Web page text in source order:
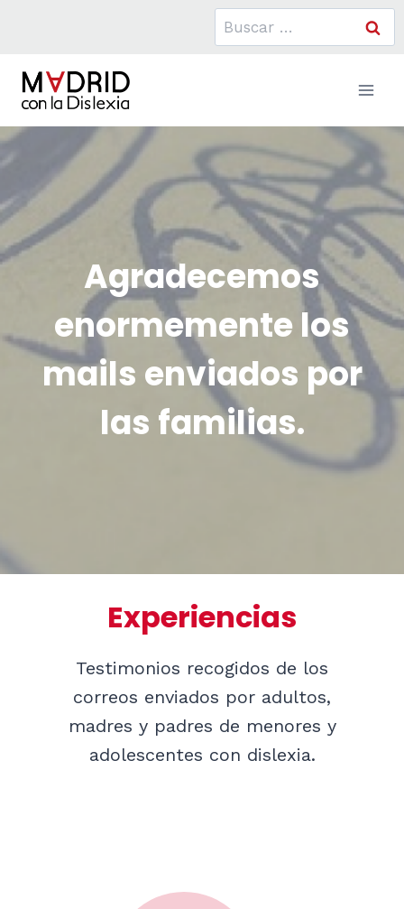
Buscar:
Agradecemos
enormemente los
mails enviados por
las familias.
Experiencias
Testimonios recogidos de los
correos enviados por adultos,
madres y padres de menores y
adolescentes con dislexia.